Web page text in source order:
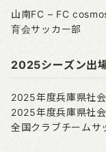
山南FC – FC
育会サッカー部
2025シーズン出
2025年度兵庫県社
2025年度兵庫県社
全国クラブチームサ